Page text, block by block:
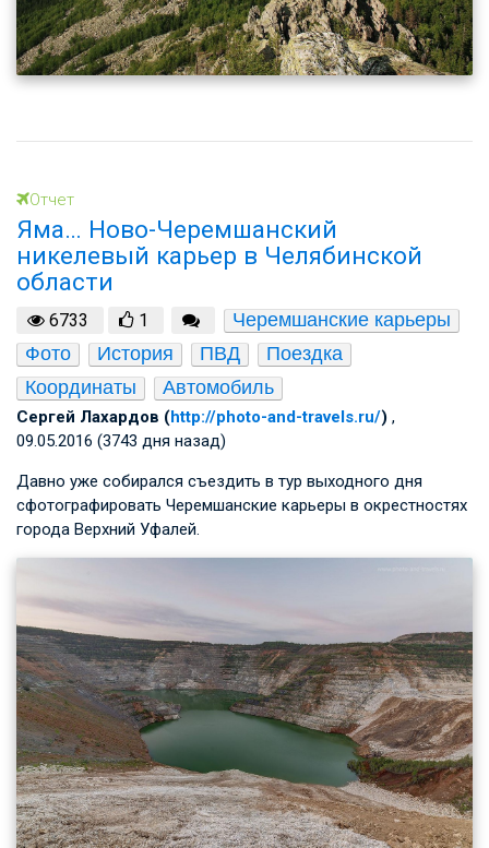
Отчет
Яма… Ново-Черемшанский
никелевый карьер в Челябинской
области
6733 1
Черемшанские карьеры
Фото
История ПВД
Поездка
Координаты
Автомобиль
Сергей Лахардов (http://photo-and-travels.ru/) ,
09.05.2016 (3743 дня назад)
Давно уже собирался съездить в тур выходного дня
сфотографировать Черемшанские карьеры в окрестностях
города Верхний Уфалей.